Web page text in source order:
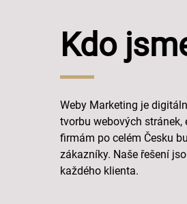
Kdo
Weby Marketing je
tvorbu webových stránek,
firmám po celém Česku
zákazníky. Naše řešení
každého klienta.